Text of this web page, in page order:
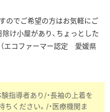
のでご希望の方はお気軽にご
け小屋があり、ちょっとした
（エコファーマー認定 愛媛県
験指導者あり/・長袖の上着を
ちください。/・医療機関ま